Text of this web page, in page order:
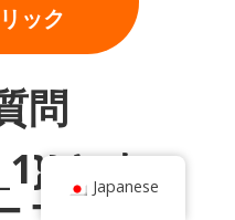
ック
問
とウエ
Japanese